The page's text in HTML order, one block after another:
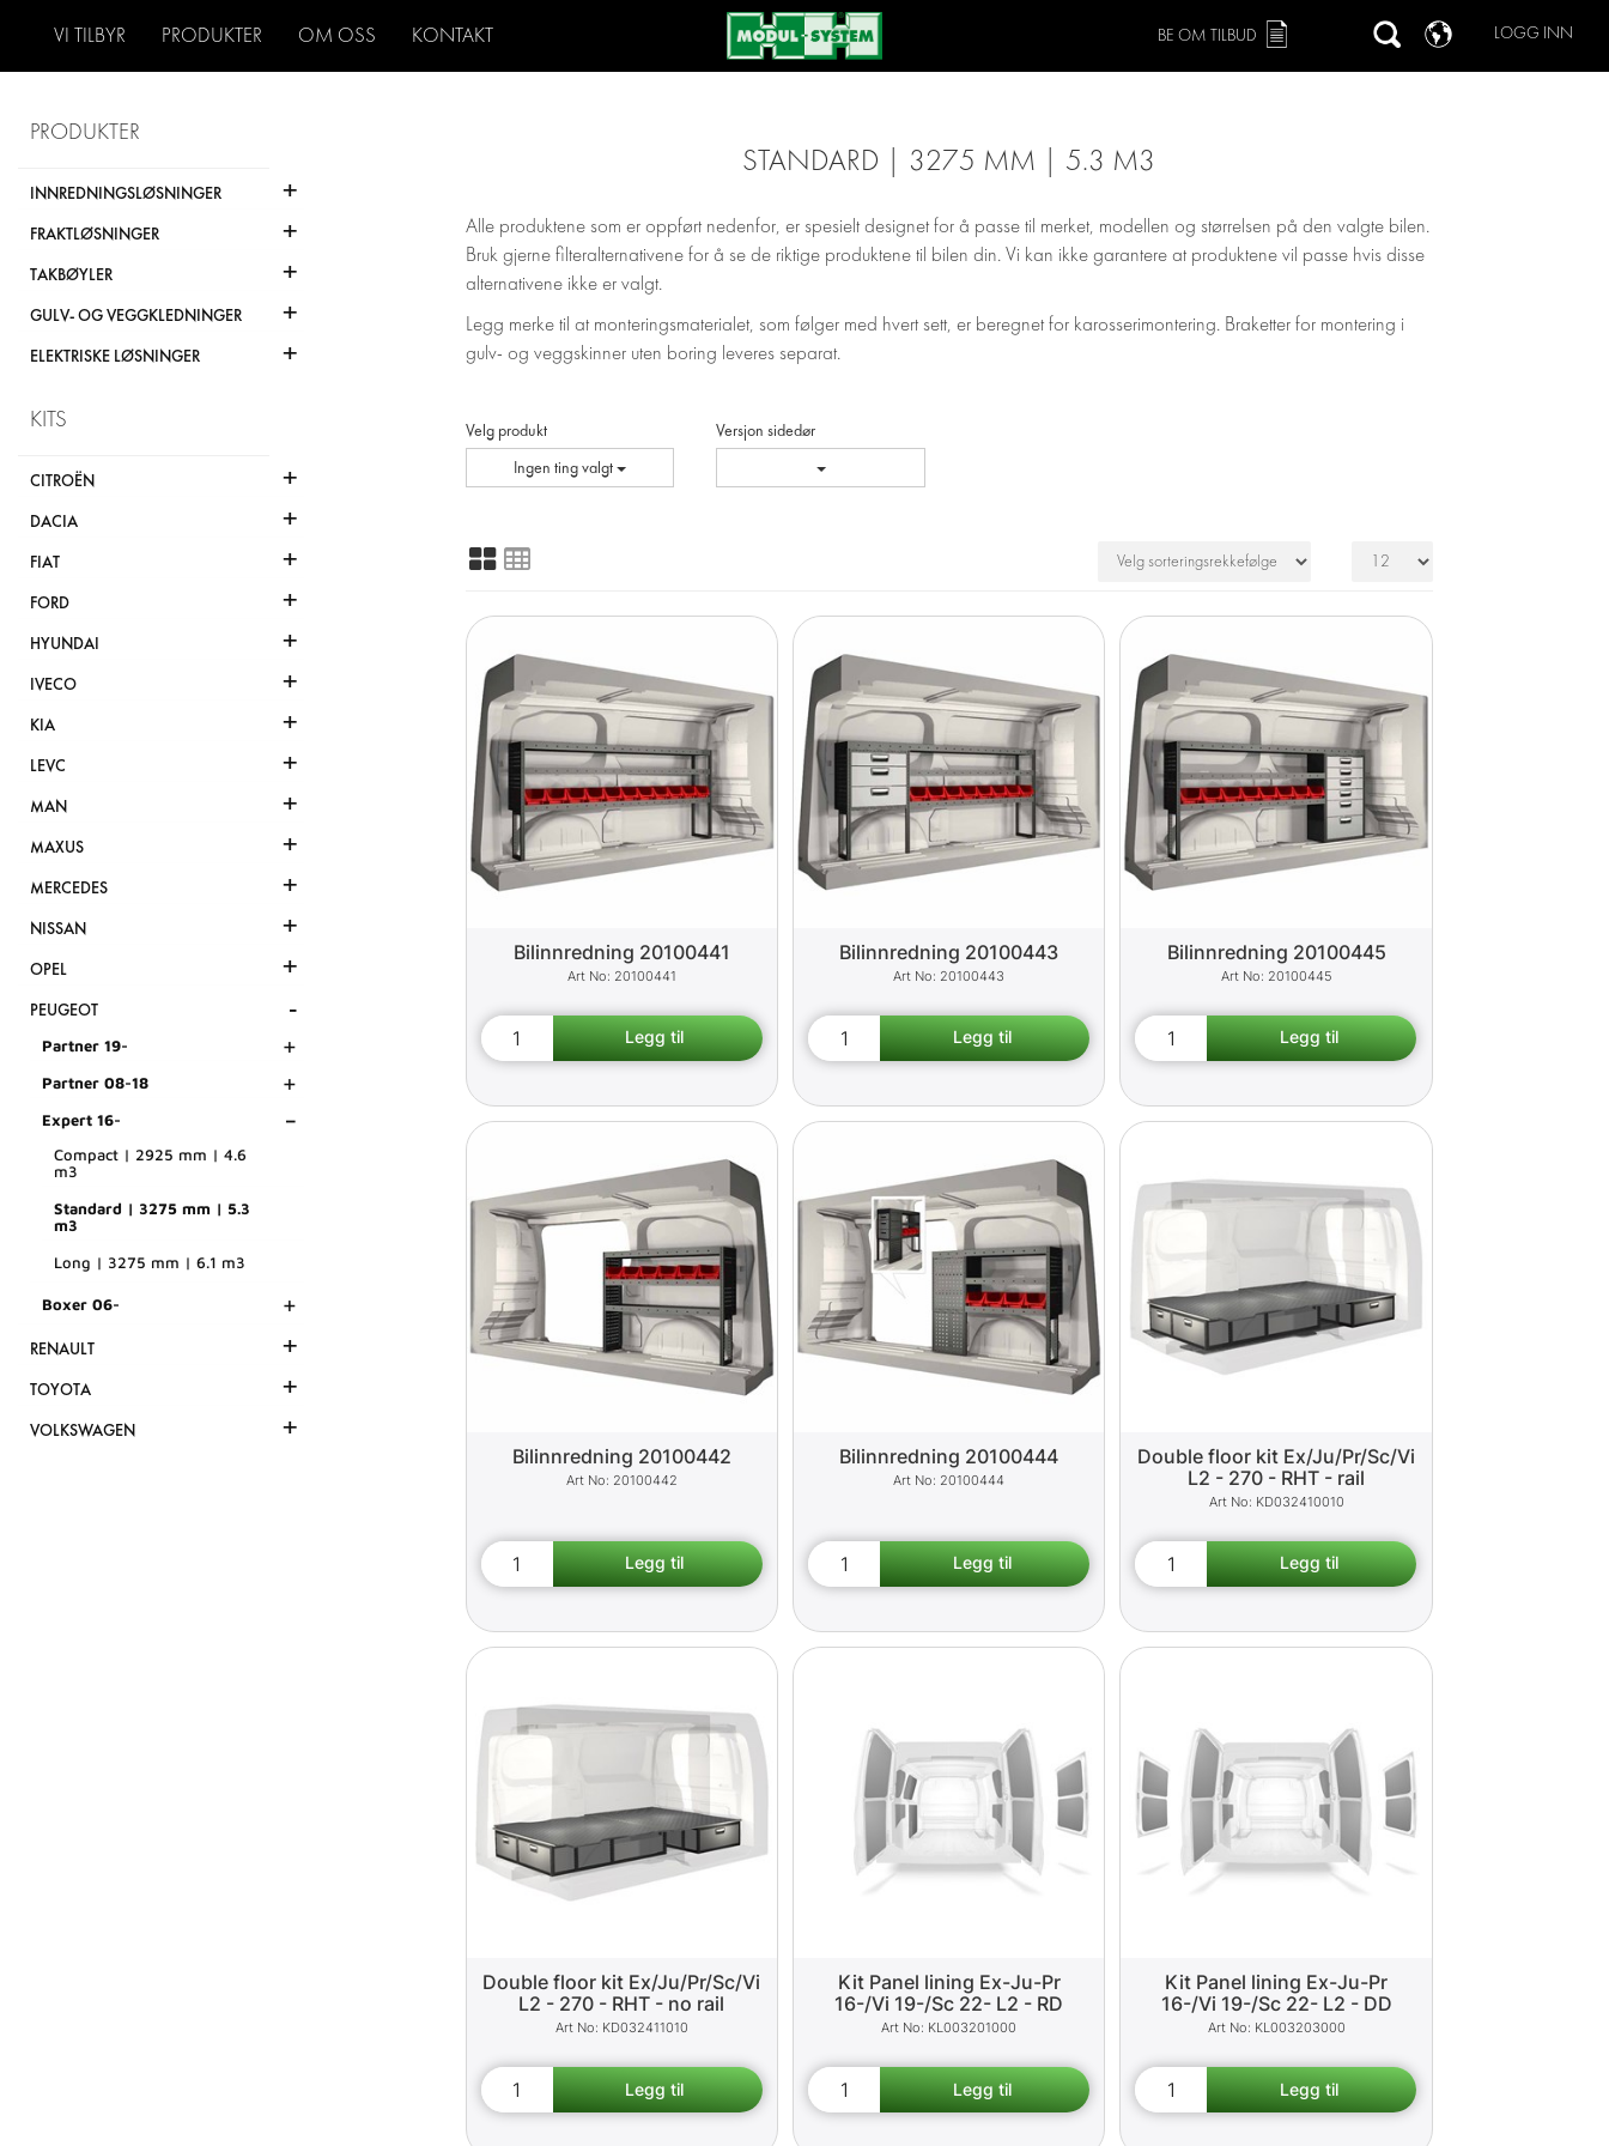
VI TILBYR PRODUKTER OM OSS KONTAKT LOGG INN
BE OM TILBUD
PRODUKTER
INNREDNINGSLØSNINGER +
FRAKTLØSNINGER +
TAKBØYLER +
GULV- OG VEGGKLEDNINGER +
ELEKTRISKE LØSNINGER +
KITS
CITROËN +
DACIA +
FIAT +
FORD +
HYUNDAI +
IVECO +
KIA +
LEVC +
MAN +
MAXUS +
MERCEDES +
NISSAN +
OPEL +
PEUGEOT -
Partner 19- +
Partner 08-18 +
Expert 16- -
Compact | 2925 mm | 4.6
m3
Standard | 3275 mm | 5.3
m3
Long | 3275 mm | 6.1 m3
Boxer 06- +
RENAULT +
TOYOTA +
VOLKSWAGEN +
STANDARD | 3275 MM | 5.3 M3
Alle produktene som er oppført nedenfor, er spesielt designet for å passe til merket, modellen og størrelsen på den valgte bilen.
Bruk gjerne filteralternativene for å se de riktige produktene til bilen din. Vi kan ikke garantere at produktene vil passe hvis disse
alternativene ikke er valgt.
Legg merke til at monteringsmaterialet, som følger med hvert sett, er beregnet for karosserimontering. Braketter for montering i
gulv- og veggskinner uten boring leveres separat.
Velg produkt
Ingen ting valgt
Versjon sidedør
Bilinnredning 20100441
20100441
Bilinnredning 20100443
20100443
Bilinnredning 20100445
20100445
Bilinnredning 20100442
20100442
Bilinnredning 20100444
20100444
Double floor kit Ex/Ju/Pr/Sc/Vi
L2 - 270 - RHT - rail
KD032410010
Double floor kit Ex/Ju/Pr/Sc/Vi
L2 - 270 - RHT - no rail
KD032411010
Kit Panel lining Ex-Ju-Pr
16-/Vi 19-/Sc 22- L2 - RD
KL003201000
Kit Panel lining Ex-Ju-Pr
16-/Vi 19-/Sc 22- L2 - DD
KL003203000